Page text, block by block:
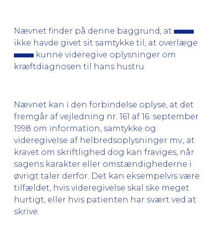
Nævnet finder på denne baggrund, at
ikke havde givet sit samtykke til, at overlæge
kunne videregive oplysninger om
kræftdiagnosen til hans hustru.
Nævnet kan i den forbindelse oplyse, at det
fremgår af vejledning nr. 161 af 16. september
1998 om information, samtykke og
videregivelse af helbredsoplysninger mv., at
kravet om skriftlighed dog kan fraviges, når
sagens karakter eller omstændighederne i
øvrigt taler derfor. Det kan eksempelvis være
tilfældet, hvis videregivelse skal ske meget
hurtigt, eller hvis patienten har svært ved at
skrive.